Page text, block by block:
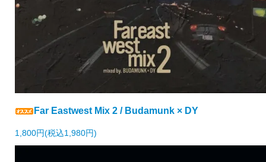
Far Eastwest Mix 2 / Budamunk × DY
1,800円(税込1,980円)